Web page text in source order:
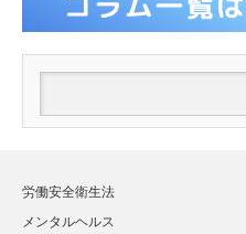
労働安全衛生法
メンタルヘルス